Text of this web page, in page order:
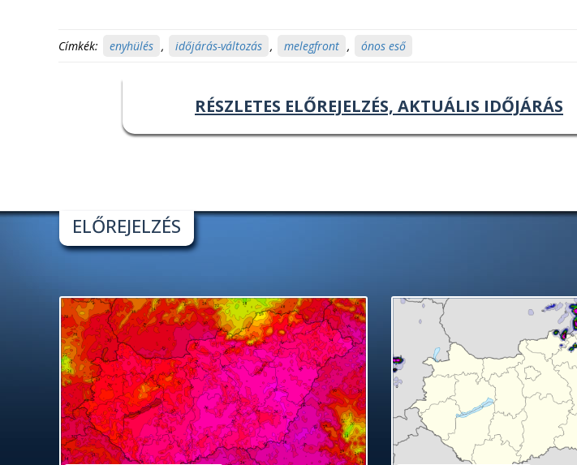
Címkék: enyhülés , időjárás-változás , melegfront , ónos eső
RÉSZLETES ELŐREJELZÉS, AKTUÁLIS IDŐJÁRÁS
ELŐREJELZÉS